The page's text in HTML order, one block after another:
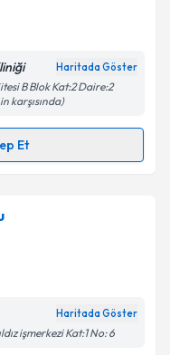
ilişkinAydınlatma
belirtilen
ediyorum.
Haritada Göster
B Blok Kat:2 Daire:2
karşısında)
Et
takvimi talebi
almanız için bir
ile bilgilendireceğiz.
Haritada Göster
işmerkezi Kat:1 No: 6